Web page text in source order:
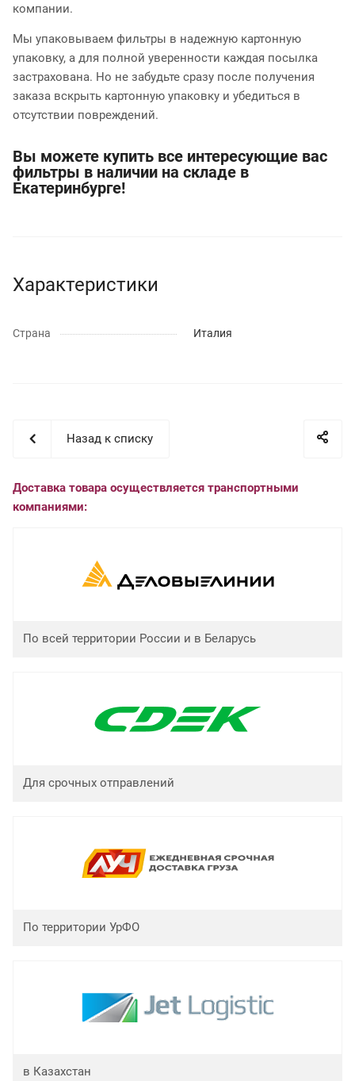
компании.
Мы упаковываем фильтры в надежную картонную
упаковку, а для полной уверенности каждая посылка
застрахована. Но не забудьте сразу после получения
заказа вскрыть картонную упаковку и убедиться в
отсутствии повреждений.
Вы можете купить все интересующие вас
фильтры в наличии на складе в
Екатеринбурге!
Характеристики
Страна Италия
Назад к списку
Доставка товара осуществляется транспортными
компаниями:
По всей территории России и в Беларусь
Для срочных отправлений
По территории УрФО
в Казахстан